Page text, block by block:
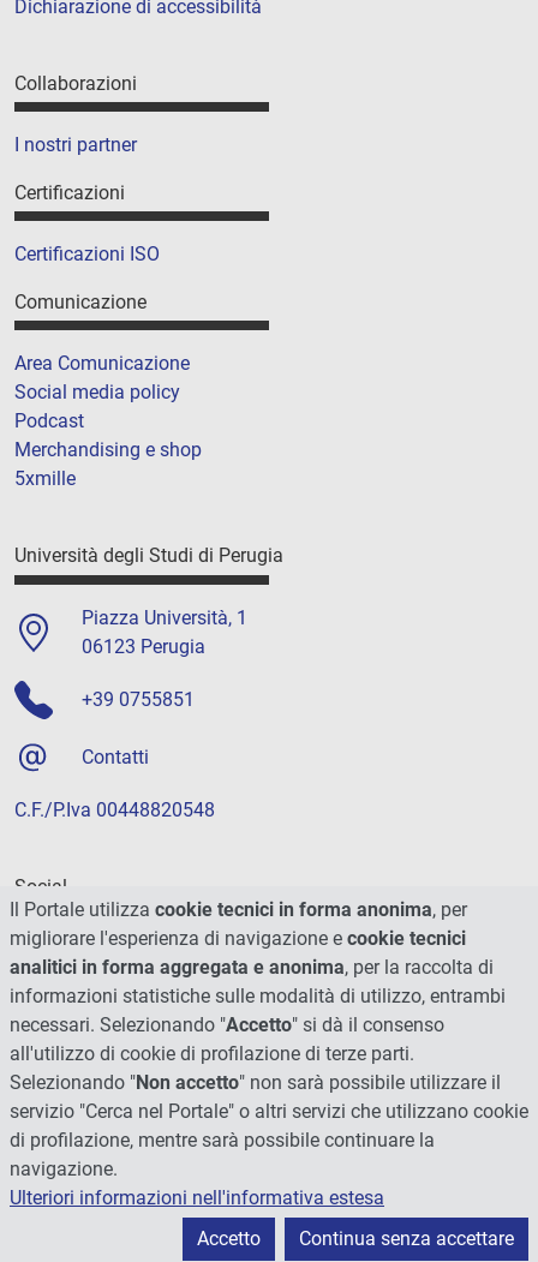
Dichiarazione di accessibilità
Collaborazioni
I nostri partner
Certificazioni
Certificazioni ISO
Comunicazione
Area Comunicazione
Social media policy
Podcast
Merchandising e shop
5xmille
Università degli Studi di Perugia
Piazza Università, 1
06123 Perugia
+39 0755851
Contatti
C.F./P.Iva 00448820548
Social
© 2026 - Università degli Studi di Perugia
Il Portale utilizza cookie tecnici in forma anonima, per
migliorare l'esperienza di navigazione e cookie tecnici
analitici in forma aggregata e anonima, per la raccolta di
informazioni statistiche sulle modalità di utilizzo, entrambi
necessari. Selezionando "Accetto" si dà il consenso
all'utilizzo di cookie di profilazione di terze parti.
Selezionando "Non accetto" non sarà possibile utilizzare il
servizio "Cerca nel Portale" o altri servizi che utilizzano cookie
di profilazione, mentre sarà possibile continuare la
navigazione.
Ulteriori informazioni nell'informativa estesa
Accetto
Continua senza accettare